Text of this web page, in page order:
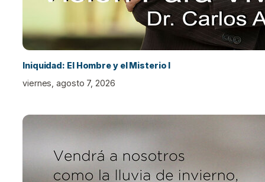
Iniquidad: El Hombre y el Misterio I
viernes, agosto 7, 2026